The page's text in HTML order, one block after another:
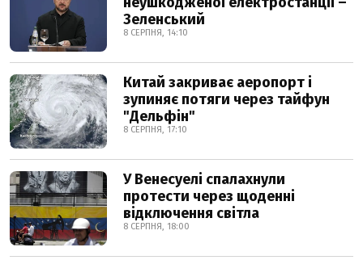
Зеленський
8 СЕРПНЯ, 14:10
Китай закриває аеропорт і
зупиняє потяги через тайфун
"Дельфін"
8 СЕРПНЯ, 17:10
У Венесуелі спалахнули
протести через щоденні
відключення світла
8 СЕРПНЯ, 18:00